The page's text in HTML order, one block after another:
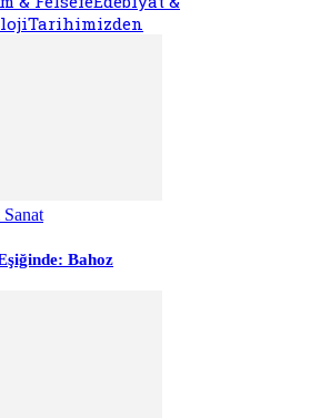
Tarihimizden
Bahoz